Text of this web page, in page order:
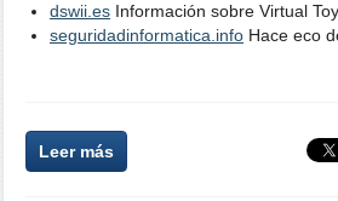
dswii.es Información sobre Virtual
seguridadinformatica.info Hace eco
Leer más